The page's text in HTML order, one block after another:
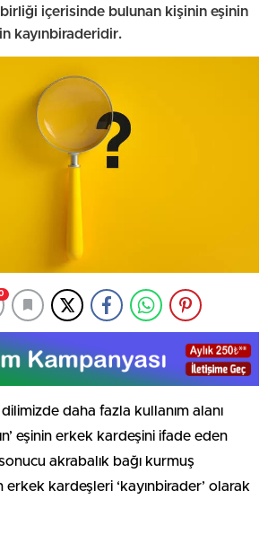
içerisinde bulunan kişinin eşinin
kayınbiraderidir.
daha fazla kullanım alanı
eşinin erkek kardeşini ifade eden
akrabalık bağı kurmuş
kardeşleri ‘kayınbirader’ olarak